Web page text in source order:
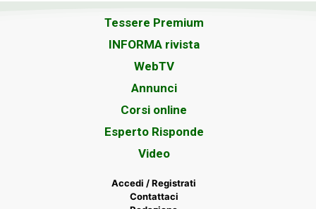
Tessere Premium
INFORMA rivista
WebTV
Annunci
Corsi online
Esperto Risponde
Video
Accedi / Registrati
Contattaci